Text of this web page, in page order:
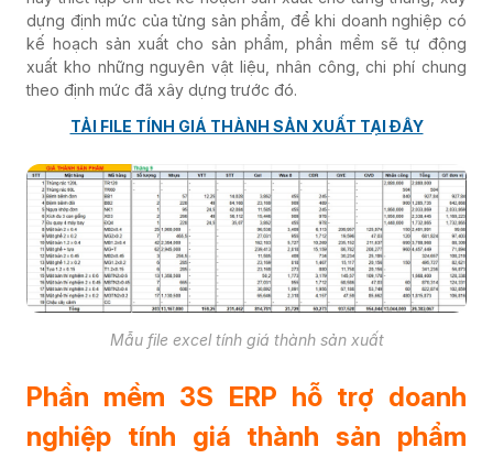
dựng định mức của từng sản phẩm, để khi doanh nghiệp có
kế hoạch sản xuất cho sản phẩm, phần mềm sẽ tự động
xuất kho những nguyên vật liệu, nhân công, chi phí chung
theo định mức đã xây dựng trước đó.
TẢI FILE TÍNH GIÁ THÀNH SẢN XUẤT TẠI ĐÂY
Mẫu file excel tính giá thành sản xuất
Phần mềm 3S ERP hỗ trợ doanh
nghiệp tính giá thành sản phẩm